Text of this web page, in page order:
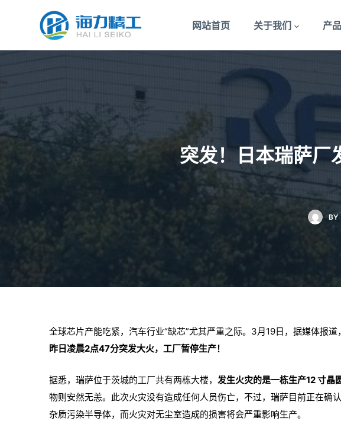
网站首页 关于我们 产
突发！日本瑞萨厂
BY
全球芯片产能吃紧，汽车行业“缺芯”尤其严重之际。3月19日，据媒体报道
昨日凌晨2点47分突发大火，工厂暂停生产！
据悉，瑞萨位于茨城的工厂共有两栋大楼，发生火灾的是一栋生产12 寸晶
物则安然无恙。此次火灾没有造成任何人员伤亡，不过，瑞萨目前正在确
杂质污染半导体，而火灾对无尘室造成的损害将会严重影响生产。